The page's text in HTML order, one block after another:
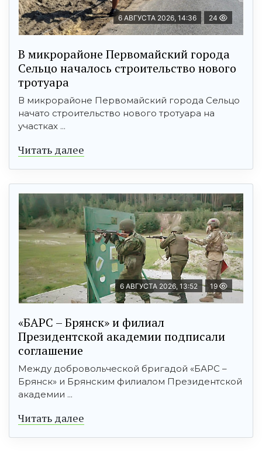
6 АВГУСТА 2026, 14:36 24
В микрорайоне Первомайский города
Сельцо началось строительство нового
тротуара
В микрорайоне Первомайский города Сельцо
начато строительство нового тротуара на
участках ...
Читать далее
6 АВГУСТА 2026, 13:52 19
«БАРС – Брянск» и филиал
Президентской академии подписали
соглашение
Между добровольческой бригадой «БАРС –
Брянск» и Брянским филиалом Президентской
академии ...
Читать далее